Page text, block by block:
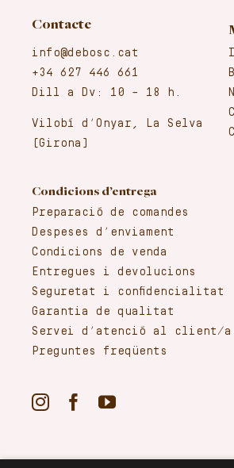
Contacte
info@debosc.cat
+34 627 446 661
Dill a Dv: 10 – 18 h.
Vilobí d’Onyar, La Selva
(Girona)
Condicions d’entrega
Preparació de comandes
Despeses d’enviament
Condicions de venda
Entregues i devolucions
Seguretat i confidencialitat
Garantia de qualitat
Servei d’atenció al client/a
Preguntes freqüents